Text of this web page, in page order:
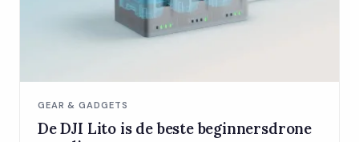
GEAR & GADGETS
De DJI Lito is de beste beginnersdrone